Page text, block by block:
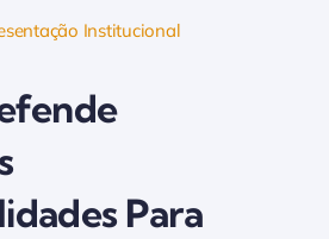
Institucional
Para